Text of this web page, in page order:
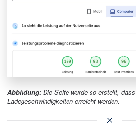
Abbildung: Die Seite wurde so erstellt,
Ladegeschwindigkeiten erreicht werden.